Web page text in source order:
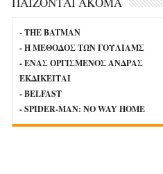
- THE BATMAN
- Η ΜΕΘΟΔΟΣ ΤΩΝ ΓΟΥΛΙΑΜΣ
- ΕΝΑΣ ΟΡΓΙΣΜΕΝΟΣ ΑΝΔΡΑΣ
ΕΚΔΙΚΕΙΤΑΙ
- BELFAST
- SPIDER-MAN: NO WAY HOME